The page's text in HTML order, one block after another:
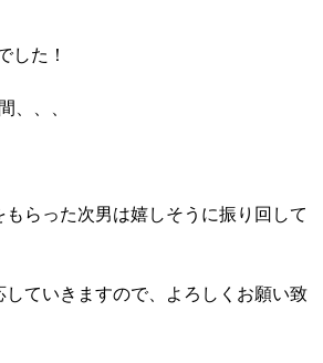
した！
、、、
らった次男は嬉しそうに振り回して
ていきますので、よろしくお願い致